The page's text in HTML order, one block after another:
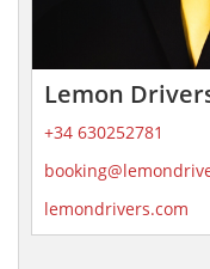
Lemon
+34 630252781
lemondrivers.com